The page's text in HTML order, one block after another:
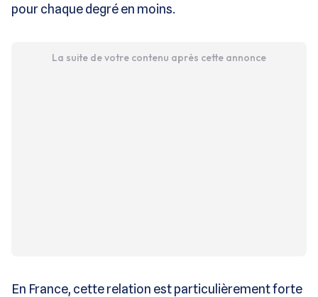
pour chaque degré en moins.
La suite de votre contenu après cette annonce
En France, cette relation est particulièrement forte